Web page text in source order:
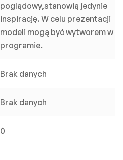
poglądowy,stanowią jedynie
inspirację. W celu prezentacji
modeli mogą być wytworem w
programie.
Brak danych
Brak danych
0